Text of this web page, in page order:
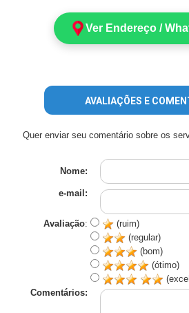
Ver Endereço /
AVALIAÇÕES E
Quer enviar seu comentário sobre os
Nome:
e-mail:
Avaliação:
(ruim)
(regular)
(bom)
(ótimo)
Comentários: